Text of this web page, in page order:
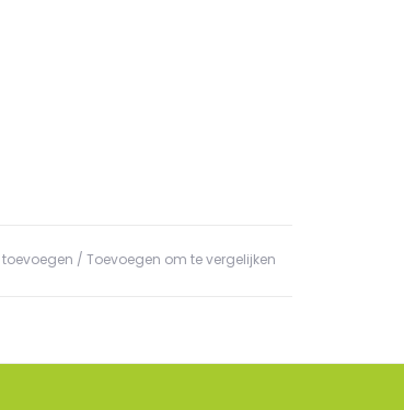
/ Toevoegen om te vergelijken